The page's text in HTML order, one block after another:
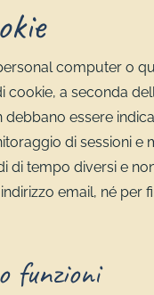
computer o
cookie, a seconda
essere
di sessioni e
tempo diversi e
email, né per
funzioni